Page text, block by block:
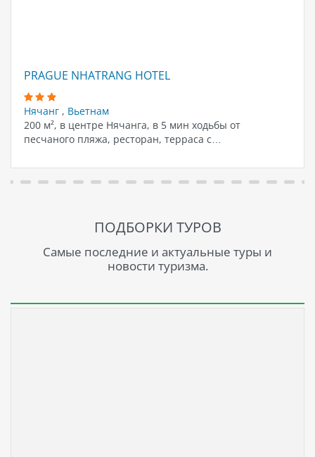
PRAGUE NHATRANG HOTEL
Нячанг , Вьетнам
200 м², в центре Нячанга, в 5 мин ходьбы от
песчаного пляжа, ресторан, терраса с…
ПОДБОРКИ ТУРОВ
Самые последние и актуальные туры и
новости туризма.